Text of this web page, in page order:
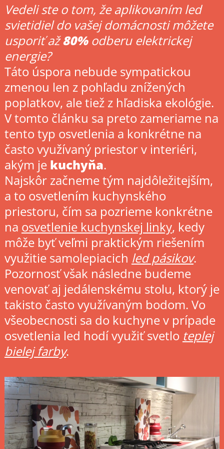
Vedeli ste o tom, že aplikovaním led
svietidiel do vašej domácnosti môžete
usporiť až80%odberu elektrickej
energie?
Táto úspora nebude sympatickou
zmenou len z pohľadu znížených
poplatkov, ale tiež z hľadiska ekológie.
V tomto článku sa preto zameriame na
tento typ osvetlenia a konkrétne na
často využívaný priestor v interiéri,
akým je kuchyňa.
Najskôr začneme tým najdôležitejším,
a to osvetlením kuchynského
priestoru, čím sa pozrieme konkrétne
na osvetlenie kuchynskej linky, kedy
môže byť veľmi praktickým riešením
využitie samolepiacich led pásikov.
Pozornosť však následne budeme
venovať aj jedálenskému stolu, ktorý je
takisto často využívaným bodom. Vo
všeobecnosti sa do kuchyne v prípade
osvetlenia led hodí využiť svetlo teplej
bielej farby.